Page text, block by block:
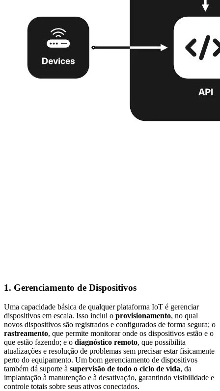
1. Gerenciamento de Dispositivos
Uma capacidade básica de qualquer plataforma IoT é gerenciar
dispositivos em escala. Isso inclui o provisionamento, no qual
novos dispositivos são registrados e configurados de forma segura; o
rastreamento, que permite monitorar onde os dispositivos estão e o
que estão fazendo; e o diagnóstico remoto, que possibilita
atualizações e resolução de problemas sem precisar estar fisicamente
perto do equipamento. Um bom gerenciamento de dispositivos
também dá suporte à supervisão de todo o ciclo de vida, da
implantação à manutenção e à desativação, garantindo visibilidade e
controle totais sobre seus ativos conectados.